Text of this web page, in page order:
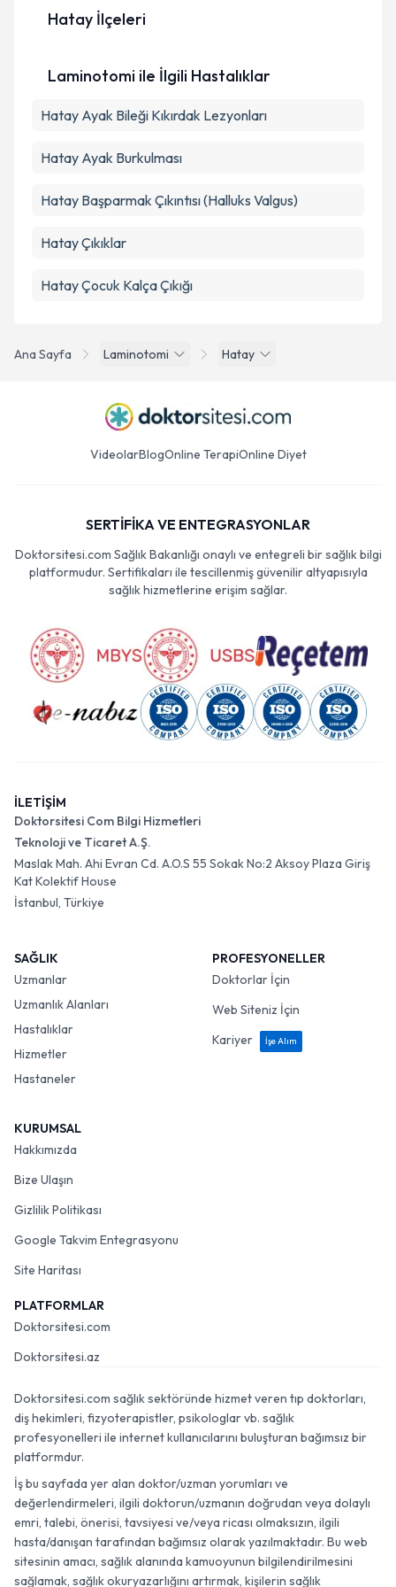
kapsamda işlenmesini kabul ediyorum.
Ana Sayfa Laminotomi Hatay
Hatay İlçeleri
Laminotomi ile İlgili Hastalıklar
Hatay Ayak Bileği Kıkırdak Lezyonları
Hatay Ayak Burkulması
Hatay Başparmak Çıkıntısı (Halluks Valgus)
Hatay Çıkıklar
Hatay Çocuk Kalça Çıkığı
VideolarBlogOnline TerapiOnline Diyet
SERTİFİKA VE ENTEGRASYONLAR
Doktorsitesi.com Sağlık Bakanlığı onaylı ve entegreli bir sağlık bilgi
platformudur. Sertifikaları ile tescillenmiş güvenilir altyapısıyla
sağlık hizmetlerine erişim sağlar.
İLETİŞİM
Doktorsitesi Com Bilgi Hizmetleri
Teknoloji ve Ticaret A.Ş.
Maslak Mah. Ahi Evran Cd. A.O.S 55 Sokak No:2 Aksoy Plaza Giriş
Kat Kolektif House
İstanbul, Türkiye
SAĞLIK
Uzmanlar
Uzmanlık Alanları
Hastalıklar
Hizmetler
Hastaneler
PROFESYONELLER
Doktorlar İçin
Web Siteniz İçin
Kariyer
İşe Alım
KURUMSAL
Hakkımızda
Bize Ulaşın
Gizlilik Politikası
Google Takvim Entegrasyonu
Site Haritası
PLATFORMLAR
Doktorsitesi.com
Doktorsitesi.az
Doktorsitesi.com sağlık sektöründe hizmet veren tıp doktorları,
diş hekimleri, fizyoterapistler, psikologlar vb. sağlık
profesyonelleri ile internet kullanıcılarını buluşturan bağımsız bir
platformdur.
İş bu sayfada yer alan doktor/uzman yorumları ve
değerlendirmeleri, ilgili doktorun/uzmanın doğrudan veya dolaylı
emri, talebi, önerisi, tavsiyesi ve/veya ricası olmaksızın, ilgili
hasta/danışan tarafından bağımsız olarak yazılmaktadır. Bu web
sitesinin amacı, sağlık alanında kamuoyunun bilgilendirilmesini
sağlamak, sağlık okuryazarlığını artırmak, kişilerin sağlık